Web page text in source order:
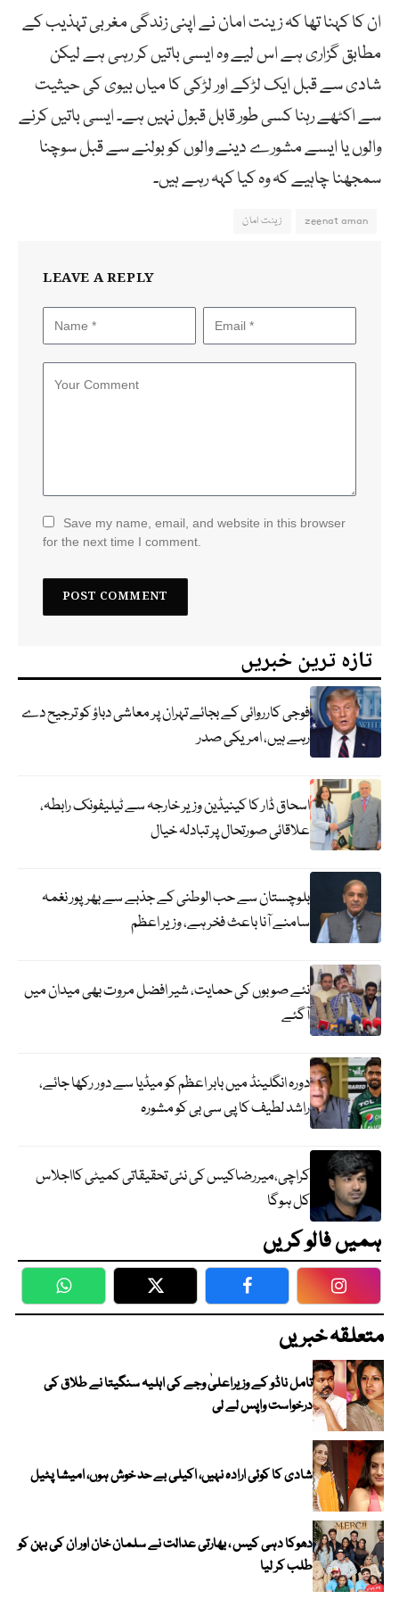
ان کا کہنا تھا کہ زینت امان نے اپنی زندگی مغربی تہذیب کے
مطابق گزاری ہے اس لیے وہ ایسی باتیں کر رہی ہے لیکن
شادی سے قبل ایک لڑکے اور لڑکی کا میاں بیوی کی حیثیت
سے اکٹھے رہنا کسی طور قابل قبول نہیں ہے۔ ایسی باتیں کرنے
والوں یا ایسے مشورے دینے والوں کو بولنے سے قبل سوچنا
سمجھنا چاہیے کہ وہ کیا کہہ رہے ہیں۔
zeenat aman زینت امان
LEAVE A REPLY
Save my name, email, and website in this browser
for the next time I comment.
تازہ ترین خبریں
فوجی کارروائی کے بجائے تہران پر معاشی دباؤ کو ترجیح دے
رہے ہیں، امریکی صدر
اسحاق ڈار کا کینیڈین وزیر خارجہ سے ٹیلیفونک رابطہ،
علاقائی صورتحال پر تبادلہ خیال
بلوچستان سے حب الوطنی کے جذبے سے بھرپور نغمہ
سامنے آنا باعث فخر ہے، وزیر اعظم
نئے صوبوں کی حمایت، شیر افضل مروت بھی میدان میں
آگئے
دورہ انگلینڈ میں بابر اعظم کو میڈیا سے دور رکھا جائے،
راشد لطیف کا پی سی بی کو مشورہ
کراچی،میررضاکیس کی نئی تحقیقاتی کمیٹی کااجلاس
کل ہوگا
ہمیں فالو کریں
WhatsApp Twitter Facebook
متعلقہ خبریں
تامل ناڈو کے وزیراعلیٰ وجے کی اہلیہ سنگیتا نے طلاق کی
درخواست واپس لے لی
شادی کا کوئی ارادہ نہیں، اکیلی بے حد خوش ہوں، امیشا پٹیل
دھوکا دہی کیس ، بھارتی عدالت نے سلمان خان اور ان کی بہن کو
طلب کر لیا